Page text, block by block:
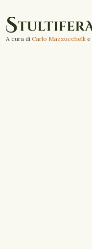
A cura di Carlo Mazzucchelli e